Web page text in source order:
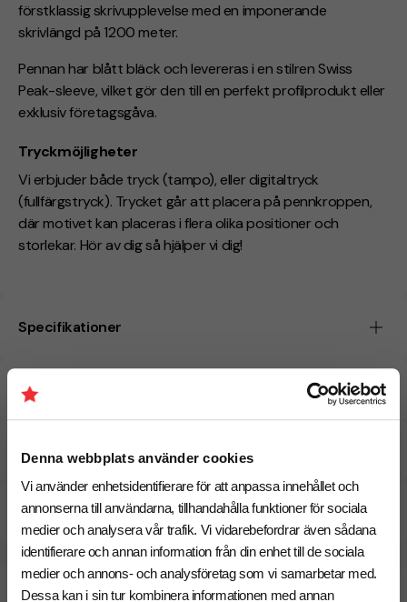
Denna webbplats använder cookies
Vi använder enhetsidentifierare för att anpassa innehållet och
annonserna till användarna, tillhandahålla funktioner för sociala
medier och analysera vår trafik. Vi vidarebefordrar även sådana
identifierare och annan information från din enhet till de sociala
medier och annons- och analysföretag som vi samarbetar med.
Dessa kan i sin tur kombinera informationen med annan
förstklassig skrivupplevelse med en imponerande
skrivlängd på 1200 meter.
Pennan har blått bläck och levereras i en stilren Swiss
Peak-sleeve, vilket gör den till en perfekt profilprodukt eller
exklusiv företagsgåva.
Tryckmöjligheter
Vi erbjuder både tryck (tampo), eller digitaltryck
(fullfärgstryck). Trycket går att placera på pennkroppen,
där motivet kan placeras i flera olika positioner och
storlekar. Hör av dig så hjälper vi dig!
Specifikationer
Tryckmetoder
Pristabell
CO₂e -avtryck
20 Augusti Beräknad leveranstid: 8 arbetsdagar